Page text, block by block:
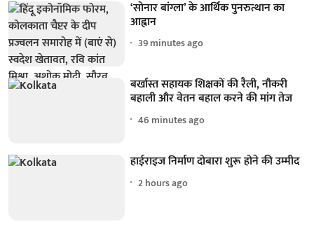
‘सोनार बांग्ला’ के आर्थिक पुनरुत्थान का
आह्वान
39 minutes ago
बर्खास्त सहायक शिक्षकों की रैली, नौकरी
बहाली और वेतन बहाल करने की मांग तेज
46 minutes ago
हाईराइज निर्माण दोबारा शुरू होने की उम्मीद
2 hours ago